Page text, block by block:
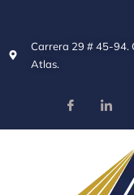
Carrera 29 # 45-94.
Atlas.